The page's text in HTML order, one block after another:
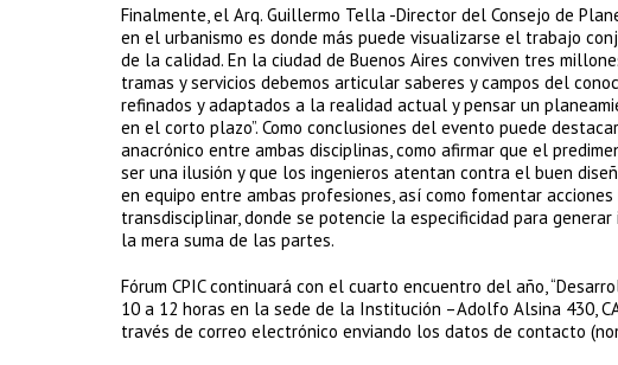
Finalmente, el Arq. Guillermo Tella -Director del Consejo de
en el urbanismo es donde más puede visualizarse el trabajo
de la calidad. En la ciudad de Buenos Aires conviven tres
tramas y servicios debemos articular saberes y campos del
refinados y adaptados a la realidad actual y pensar un
en el corto plazo”. Como conclusiones del evento puede
anacrónico entre ambas disciplinas, como afirmar que el
ser una ilusión y que los ingenieros atentan contra el buen
en equipo entre ambas profesiones, así como fomentar
transdisciplinar, donde se potencie la especificidad para
la mera suma de las partes.
Fórum CPIC continuará con el cuarto encuentro del año,
10 a 12 horas en la sede de la Institución –Adolfo Alsina 430,
través de correo electrónico enviando los datos de contacto